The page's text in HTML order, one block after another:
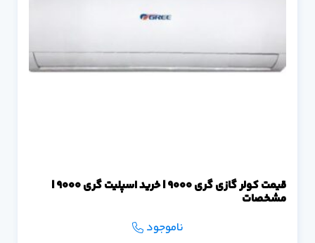
قیمت کولر گازی گری 9000 | خرید اسپلیت گری 9000 |
مشخصات
ناموجود